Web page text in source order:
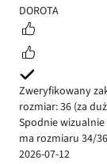
4
DOROTA
Zweryfikowany
rozmiar: 36 (za
Spodnie wizualnie
ma rozmiaru 34/36
2026-07-12